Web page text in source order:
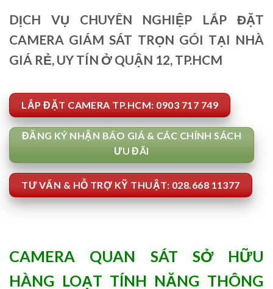
DỊCH VỤ CHUYÊN NGHIỆP LẮP ĐẶT
CAMERA GIÁM SÁT TRỌN GÓI TẠI NHÀ
GIÁ RẺ, UY TÍN Ở QUẬN 12, TP.HCM
LẮP ĐẶT CAMERA TP.HCM: 0903 717 749
ĐĂNG KÝ NHẬN BÁO GIÁ & CÁC CHÍNH SÁCH
ƯU ĐÃI
TƯ VẤN & HỖ TRỢ KỸ THUẬT: 028.668 11377
CAMERA QUAN SÁT SỞ HỮU
HÀNG LOẠT TÍNH NĂNG THÔNG